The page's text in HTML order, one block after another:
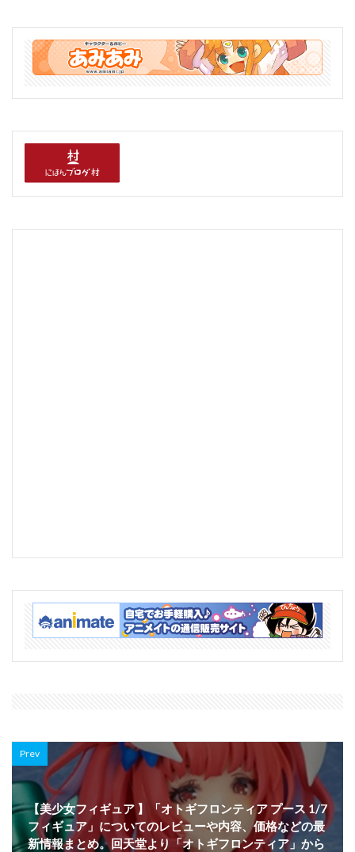
Prev
【美少女フィギュア 】「オトギフロンティア プース 1/7
フィギュア」についてのレビューや内容、価格などの最
新情報まとめ。回天堂より「オトギフロンティア」から